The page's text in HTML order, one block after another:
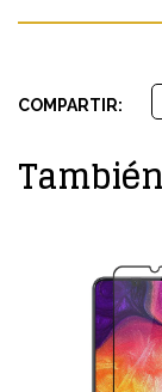
COMPARTIR: